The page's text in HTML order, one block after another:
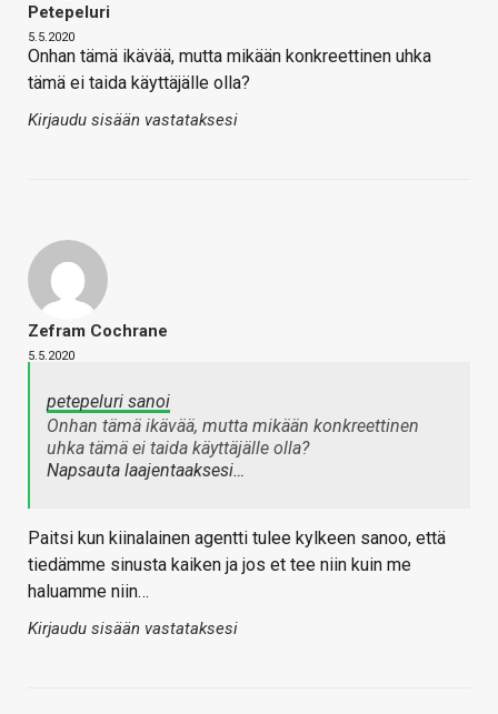
Petepeluri
5.5.2020
Onhan tämä ikävää, mutta mikään konkreettinen uhka
tämä ei taida käyttäjälle olla?
Kirjaudu sisään vastataksesi
Zefram Cochrane
5.5.2020
petepeluri sanoi
Onhan tämä ikävää, mutta mikään konkreettinen
uhka tämä ei taida käyttäjälle olla?
Napsauta laajentaaksesi…
Paitsi kun kiinalainen agentti tulee kylkeen sanoo, että
tiedämme sinusta kaiken ja jos et tee niin kuin me
haluamme niin…
Kirjaudu sisään vastataksesi